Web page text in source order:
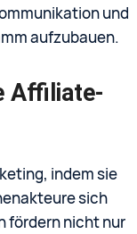
und
aufzubauen.
Affiliate-
indem sie
sich
fördern nicht nur